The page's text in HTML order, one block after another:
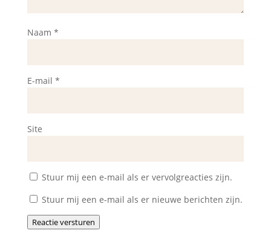
Naam *
E-mail *
Site
Stuur mij een e-mail als er vervolgreacties zijn.
Stuur mij een e-mail als er nieuwe berichten zijn.
Reactie versturen